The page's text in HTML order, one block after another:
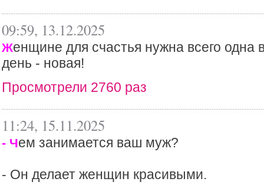
09:59, 13.12.2025
Женщине для счастья нужна всего
день - новая!
Просмотрели 2760 раз
11:24, 15.11.2025
- Чем занимается ваш муж?
- Он делает женщин красивыми.